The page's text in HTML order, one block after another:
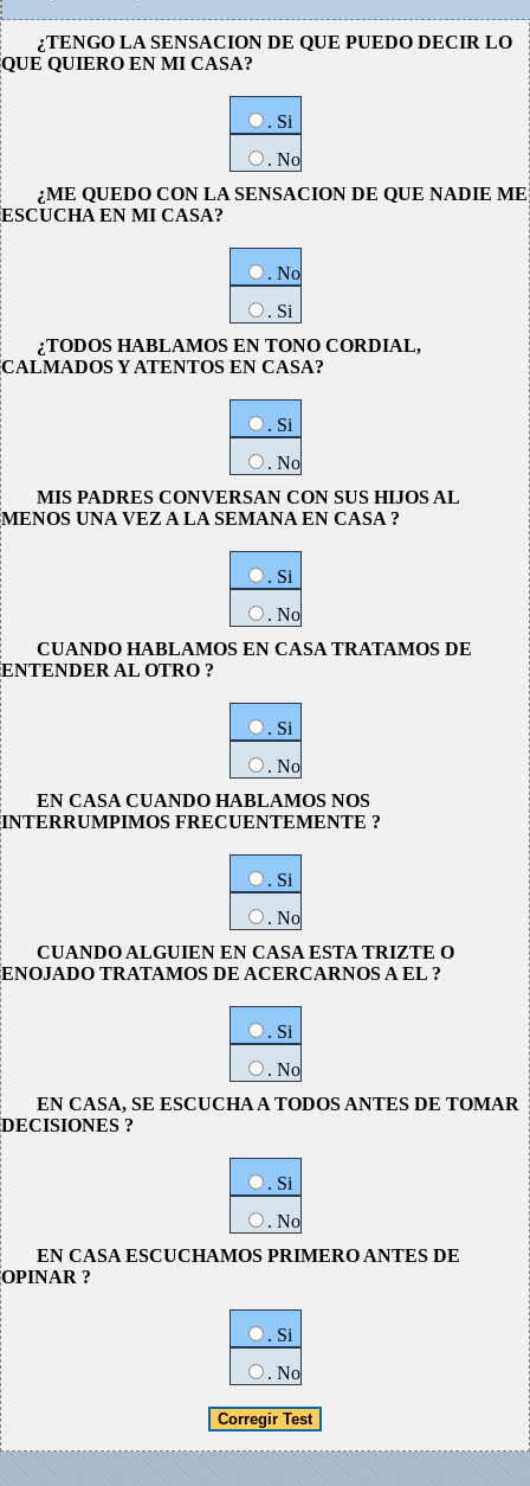
¿TENGO LA SENSACION DE QUE PUEDO DECIR LO
QUE QUIERO EN MI CASA?
. Si
. No
¿ME QUEDO CON LA SENSACION DE QUE NADIE ME
ESCUCHA EN MI CASA?
. No
. Si
¿TODOS HABLAMOS EN TONO CORDIAL,
CALMADOS Y ATENTOS EN CASA?
. Si
. No
MIS PADRES CONVERSAN CON SUS HIJOS AL
MENOS UNA VEZ A LA SEMANA EN CASA ?
. Si
. No
CUANDO HABLAMOS EN CASA TRATAMOS DE
ENTENDER AL OTRO ?
. Si
. No
EN CASA CUANDO HABLAMOS NOS
INTERRUMPIMOS FRECUENTEMENTE ?
. Si
. No
CUANDO ALGUIEN EN CASA ESTA TRIZTE O
ENOJADO TRATAMOS DE ACERCARNOS A EL ?
. Si
. No
EN CASA, SE ESCUCHA A TODOS ANTES DE TOMAR
DECISIONES ?
. Si
. No
EN CASA ESCUCHAMOS PRIMERO ANTES DE
OPINAR ?
. Si
. No